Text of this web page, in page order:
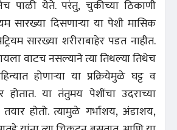
पाळी येते. परंतु, चुकीच्या ठिकाणी
सारख्या दिसणाऱ्या या पेशी मासिक
सारख्या शरीराबाहेर पडत नाहीत.
वाटच नसल्याने त्या तिथल्या तिथेच
होणाऱ्या या प्रक्रियेमुळे घट्ट व
होतात. या तंतुमय पेशींचा उदराच्या
होतो. त्यामुळे गर्भाशय, अंडाशय,